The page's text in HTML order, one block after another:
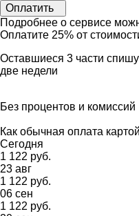
Оплатить
Подробнее о сервисе
Оплатите 25% от
Оставшиеся 3 части
две недели
Без процентов и комиссий
Как обычная оплата картой
Сегодня
1 122 руб.
23 авг
1 122 руб.
06 сен
1 122 руб.